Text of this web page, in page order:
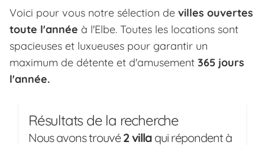
Voici pour vous notre sélection de villes ouvertes
toute l'année à l'Elbe. Toutes les locations sont
spacieuses et luxueuses pour garantir un
maximum de détente et d'amusement 365 jours
l'année.
Résultats de la recherche
Nous avons trouvé2 villa qui répondent à